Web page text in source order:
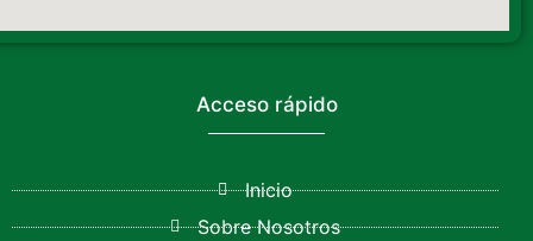
Acceso rápido
Inicio
Sobre Nosotros